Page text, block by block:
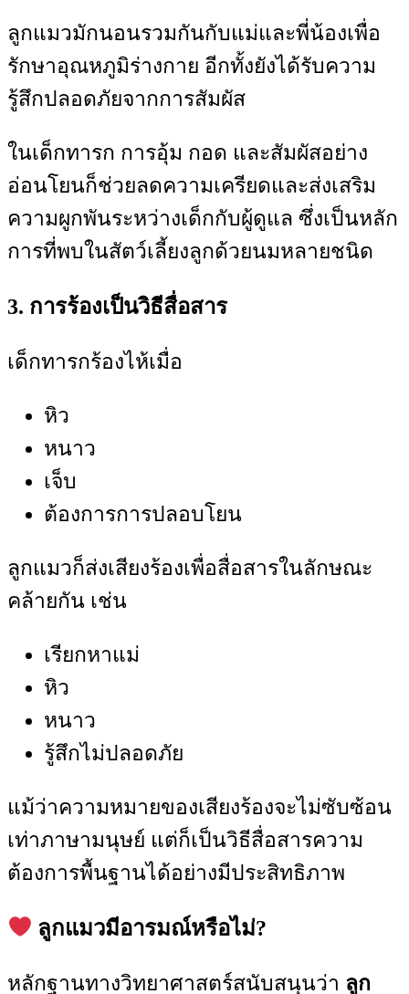
ลูกแมวมักนอนรวมกันกับแม่และพี่น้องเพื่อ
รักษาอุณหภูมิร่างกาย อีกทั้งยังได้รับความ
รู้สึกปลอดภัยจากการสัมผัส
ในเด็กทารก การอุ้ม กอด และสัมผัสอย่าง
อ่อนโยนก็ช่วยลดความเครียดและส่งเสริม
ความผูกพันระหว่างเด็กกับผู้ดูแล ซึ่งเป็นหลัก
การที่พบในสัตว์เลี้ยงลูกด้วยนมหลายชนิด
3. การร้องเป็นวิธีสื่อสาร
เด็กทารกร้องไห้เมื่อ
หิว
หนาว
เจ็บ
ต้องการการปลอบโยน
ลูกแมวก็ส่งเสียงร้องเพื่อสื่อสารในลักษณะ
คล้ายกัน เช่น
เรียกหาแม่
หิว
หนาว
รู้สึกไม่ปลอดภัย
แม้ว่าความหมายของเสียงร้องจะไม่ซับซ้อน
เท่าภาษามนุษย์ แต่ก็เป็นวิธีสื่อสารความ
ต้องการพื้นฐานได้อย่างมีประสิทธิภาพ
ลูกแมวมีอารมณ์หรือไม่?
หลักฐานทางวิทยาศาสตร์สนับสนุนว่า ลูก